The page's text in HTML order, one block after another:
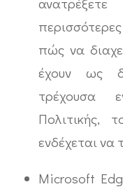
πώς να
έχουν ως
τρέχουσα
Πολιτικής,
ενδέχεται να
Microsoft